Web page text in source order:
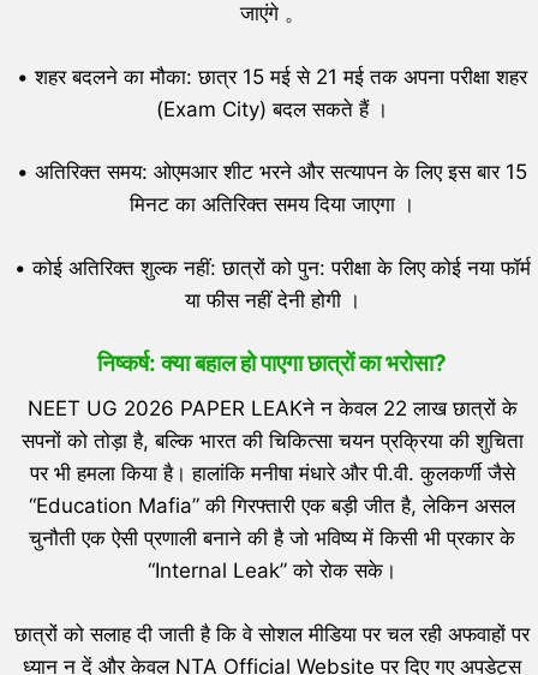
जाएंगे 。
• शहर बदलने का मौका: छात्र 15 मई से 21 मई तक अपना परीक्षा शहर
(Exam City) बदल सकते हैं ।
• अतिरिक्त समय: ओएमआर शीट भरने और सत्यापन के लिए इस बार 15
मिनट का अतिरिक्त समय दिया जाएगा ।
• कोई अतिरिक्त शुल्क नहीं: छात्रों को पुन: परीक्षा के लिए कोई नया फॉर्म
या फीस नहीं देनी होगी ।
निष्कर्ष: क्या बहाल हो पाएगा छात्रों का भरोसा?
NEET UG 2026 PAPER LEAKने न केवल 22 लाख छात्रों के
सपनों को तोड़ा है, बल्कि भारत की चिकित्सा चयन प्रक्रिया की शुचिता
पर भी हमला किया है। हालांकि मनीषा मंधारे और पी.वी. कुलकर्णी जैसे
“Education Mafia” की गिरफ्तारी एक बड़ी जीत है, लेकिन असल
चुनौती एक ऐसी प्रणाली बनाने की है जो भविष्य में किसी भी प्रकार के
“Internal Leak” को रोक सके।
छात्रों को सलाह दी जाती है कि वे सोशल मीडिया पर चल रही अफवाहों पर
ध्यान न दें और केवल NTA Official Website पर दिए गए अपडेट्स